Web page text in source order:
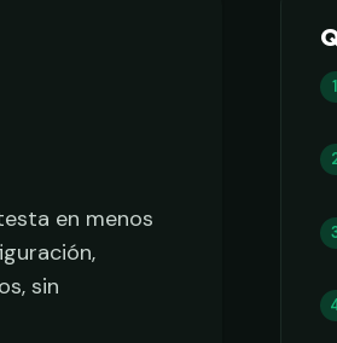
en menos
sin